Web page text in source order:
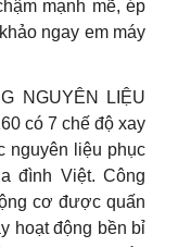
mạnh mẽ, ép
ngay em máy
NGUYÊN LIỆU
có 7 chế độ xay
nguyên liệu phục
đình Việt. Công
cơ được quấn
hoạt động bền bỉ